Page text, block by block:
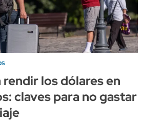
los dólares en
claves para no gastar